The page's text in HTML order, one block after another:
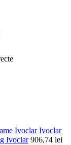
Ivoclar
Ivoclar 906,74 lei